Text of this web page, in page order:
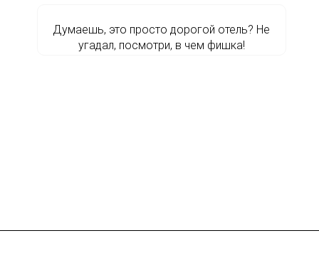
Думаешь, это просто дорогой отель? Не
угадал, посмотри, в чем фишка!